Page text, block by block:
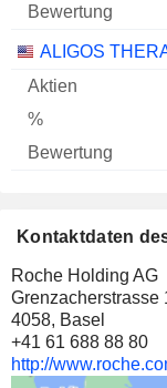
ALIGOS
Kontaktdaten
Roche Holding AG
Grenzacherstrasse
4058, Basel
+41 61 688 88 80
http://